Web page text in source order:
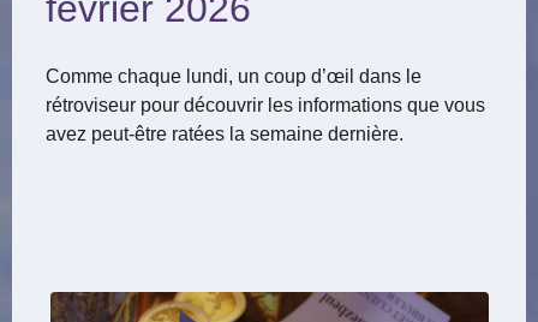
Comme chaque lundi, un coup d’œil dans le
rétroviseur pour découvrir les informations que vous
avez peut-être ratées la semaine dernière.